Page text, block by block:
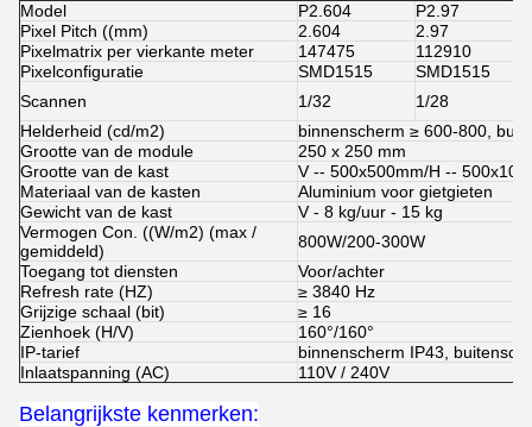
Model P2.604 P2.97
Pixel Pitch ((mm)
2.604 2.97
Pixelmatrix per vierkante meter
147475 112910
Pixelconfiguratie
SMD1515 SMD1515
Scannen
1/32 1/28
Helderheid (cd/m2)
binnenscherm ≥ 600-800,
Grootte van de module
250 x 250 mm
Grootte van de kast
V -- 500x500mm/H --
Materiaal van de kasten
Aluminium voor gietgieten
Gewicht van de kast
V - 8 kg/uur - 15 kg
Vermogen Con. ((W/m2) (max /
gemiddeld)
800W/200-300W
Toegang tot diensten
Voor/achter
Refresh rate (HZ)
≥ 3840 Hz
Grijzige schaal (bit)
≥ 16
Zienhoek (H/V)
160°/160°
IP-tarief
binnenscherm IP43,
Inlaatspanning (AC)
110V / 240V
Belangrijkste kenmerken: